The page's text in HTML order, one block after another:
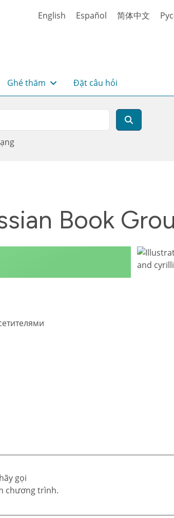
English Español 简体中文
Ghé thăm Đặt câu hỏi
Book
gọi
chương trình.